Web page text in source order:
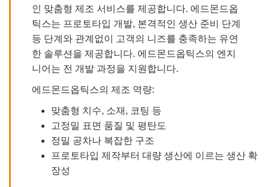
인 맞춤형 제조 서비스를 제공합니다. 에드몬드옵
틱스는 프로토타입 개발, 본격적인 생산 준비 단계
등 단계와 관계없이 고객의 니즈를 충족하는 유연
한 솔루션을 제공합니다. 에드몬드옵틱스의 엔지
니어는 전 개발 과정을 지원합니다.
에드몬드옵틱스의 제조 역량:
맞춤형 치수, 소재, 코팅 등
고정밀 표면 품질 및 평탄도
정밀 공차나 복잡한 구조
프로토타입 제작부터 대량 생산에 이르는 생산 확
장성